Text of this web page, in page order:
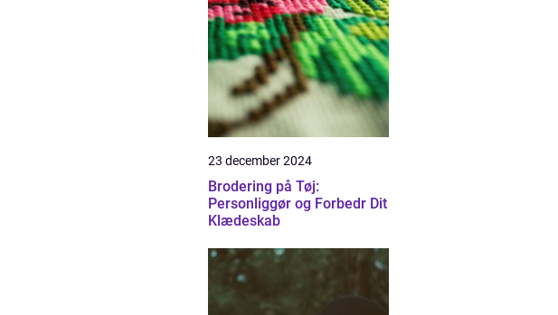
23 december 2024
Brodering på Tøj:
Personliggør og Forbedr Dit
Klædeskab